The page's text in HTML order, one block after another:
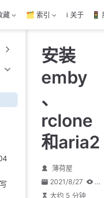
藏 🗂️ 索引 ℹ️ 关于 🚦
安装
emby
、
rclone
和aria2
薄荷屋
2021/8/27
...
大约 5 分钟